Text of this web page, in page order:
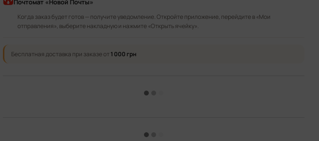
Почтомат «Новой Почты»
Когда заказ будет готов — получите уведомление. Откройте приложение, перейдите в «Мои
отправления», выберите накладную и нажмите «Открыть ячейку».
Бесплатная доставка при заказе от 1 000 грн